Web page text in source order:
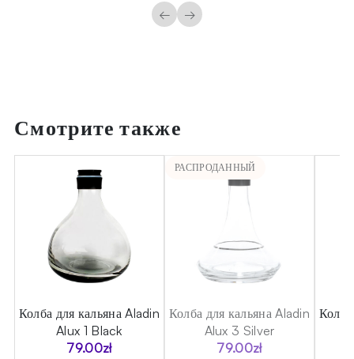
← →
Смотрите также
Колба для кальяна Aladin
Alux 1 Black
79.00zł
РАСПРОДАННЫЙ
Колба для кальяна Aladin
Alux 3 Silver
79.00zł